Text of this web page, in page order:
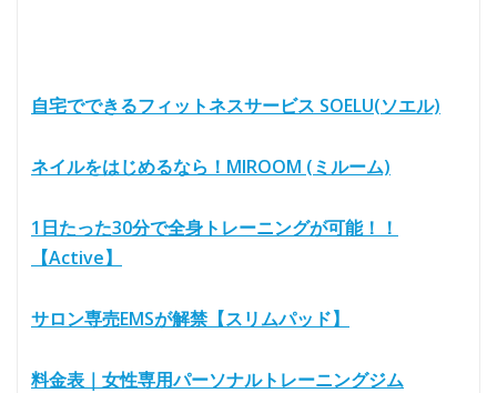
自宅でできるフィットネスサービス SOELU(ソエル)
ネイルをはじめるなら！MIROOM (ミルーム)
1日たった30分で全身トレーニングが可能！！
【Active】
サロン専売EMSが解禁【スリムパッド】
料金表｜女性専用パーソナルトレーニングジム